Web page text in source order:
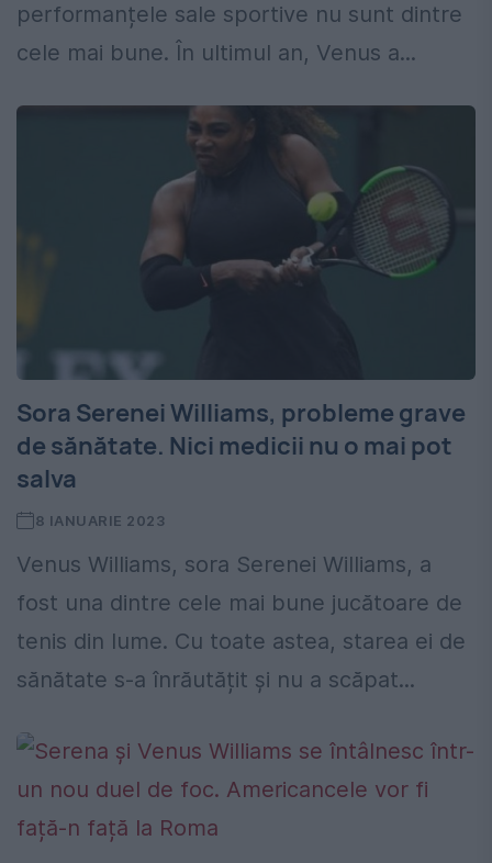
performanțele sale sportive nu sunt dintre
cele mai bune. În ultimul an, Venus a...
Sora Serenei Williams, probleme grave
de sănătate. Nici medicii nu o mai pot
salva
8 IANUARIE 2023
Venus Williams, sora Serenei Williams, a
fost una dintre cele mai bune jucătoare de
tenis din lume. Cu toate astea, starea ei de
sănătate s-a înrăutățit și nu a scăpat...